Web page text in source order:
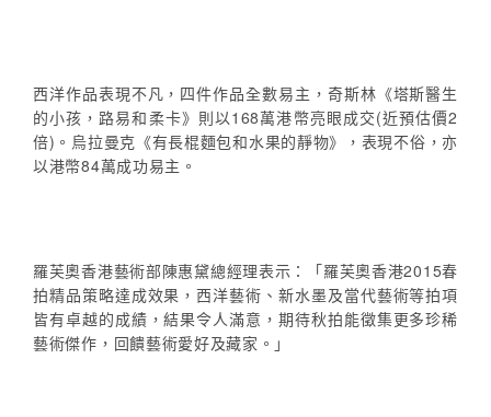
西洋作品表現不凡，四件作品全數易主，奇斯林《塔斯醫生
的小孩，路易和柔卡》則以168萬港幣亮眼成交(近預估價2
倍)。烏拉曼克《有長棍麵包和水果的靜物》，表現不俗，亦
以港幣84萬成功易主。
羅芙奧香港藝術部陳惠黛總經理表示：「羅芙奧香港2015春
拍精品策略達成效果，西洋藝術、新水墨及當代藝術等拍項
皆有卓越的成績，結果令人滿意，期待秋拍能徵集更多珍稀
藝術傑作，回饋藝術愛好及藏家。」